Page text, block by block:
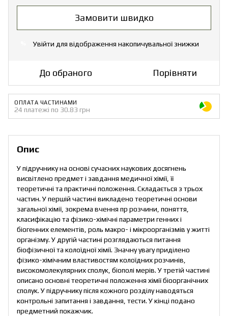
Замовити швидко
Увійти для відображення накопичувальної знижки
До обраного Порівняти
ОПЛАТА ЧАСТИНАМИ
24 платежі по 30.83 грн
Опис
У підручнику на основі сучасних наукових досягнень
висвітлено предмет і завдання медичної хімії, її
теоретичні та практичні положення. Складається з трьох
частин. У першій частині викладено теоретичні основи
загальної хімії, зокрема вчення пр розчини, поняття,
класифікацію та фізико-хімічні параметри генних і
біогенних елементів, роль макро- і мікроорганізмів у житті
організму. У другій частині розглядаються питання
біофізичної та колоїдної хімії. Значну увагу приділено
фізико-хімічним властивостям колоїдних розчинів,
високомолекулярних сполук, біополі мерів. У третій частині
описано основні теоретичні положення хімії біоорганічних
сполук. У підручнику після кожного розділу наводяться
контрольні запитання і завдання, тести. У кінці подано
предметний покажчик.